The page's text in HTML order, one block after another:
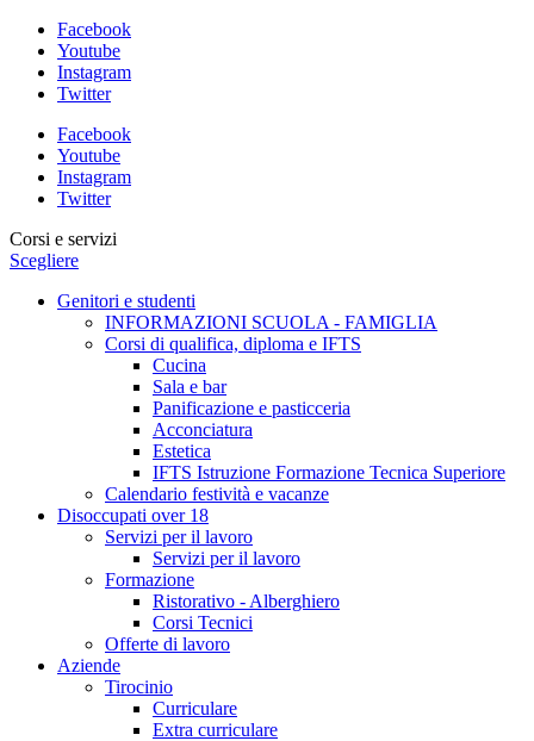
Facebook
Youtube
Instagram
Twitter
Facebook
Youtube
Instagram
Twitter
Corsi e servizi
Scegliere
Genitori e studenti
INFORMAZIONI SCUOLA - FAMIGLIA
Corsi di qualifica, diploma e IFTS
Cucina
Sala e bar
Panificazione e pasticceria
Acconciatura
Estetica
IFTS Istruzione Formazione Tecnica Superiore
Calendario festività e vacanze
Disoccupati over 18
Servizi per il lavoro
Servizi per il lavoro
Formazione
Ristorativo - Alberghiero
Corsi Tecnici
Offerte di lavoro
Aziende
Tirocinio
Curriculare
Extra curriculare